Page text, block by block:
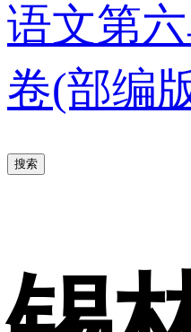
语文第
卷(部编
搜索